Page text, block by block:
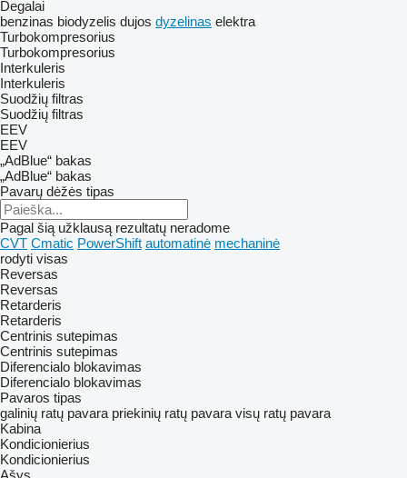
Degalai
benzinas biodyzelis dujos dyzelinas elektra
Turbokompresorius
Turbokompresorius
Interkuleris
Interkuleris
Suodžių filtras
Suodžių filtras
EEV
EEV
„AdBlue“ bakas
„AdBlue“ bakas
Pavarų dėžės tipas
Pagal šią užklausą rezultatų neradome
CVT Cmatic PowerShift automatinė mechaninė
rodyti visas
Reversas
Reversas
Retarderis
Retarderis
Centrinis sutepimas
Centrinis sutepimas
Diferencialo blokavimas
Diferencialo blokavimas
Pavaros tipas
galinių ratų pavara priekinių ratų pavara visų ratų pavara
Kabina
Kondicionierius
Kondicionierius
Ašys